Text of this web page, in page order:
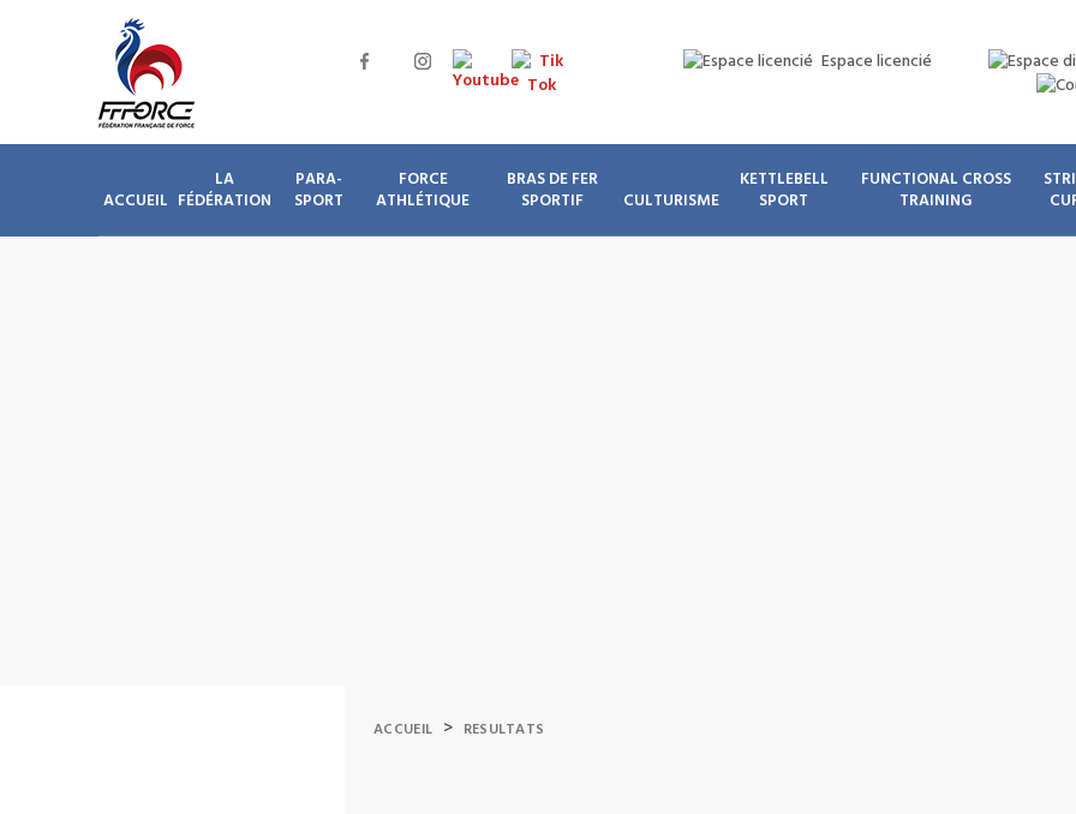
Espace licencié
ACCUEIL
LA
FÉDÉRATION
PARA-
SPORT
FORCE
ATHLÉTIQUE
BRAS DE FER
SPORTIF
CULTURISME
KETTLEBELL
SPORT
FUNCTIONAL CROSS
TRAINING
ACCUEIL > RESULTATS